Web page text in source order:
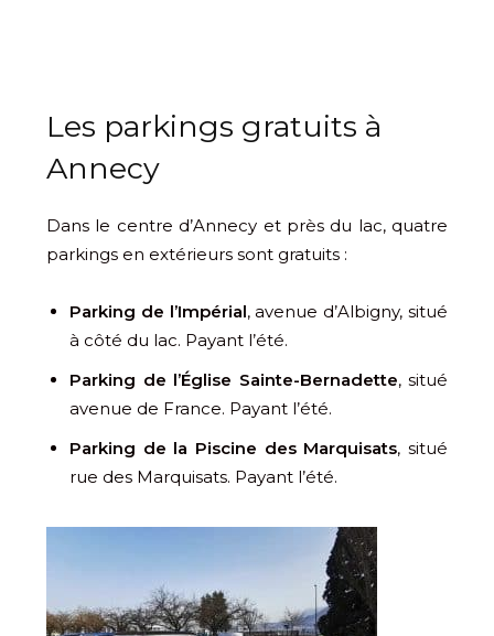
Les parkings gratuits à
Annecy
Dans le centre d’Annecy et près du lac, quatre
parkings en extérieurs sont gratuits :
Parking de l’Impérial, avenue d’Albigny, situé
à côté du lac. Payant l’été.
Parking de l’Église Sainte-Bernadette, situé
avenue de France. Payant l’été.
Parking de la Piscine des Marquisats, situé
rue des Marquisats. Payant l’été.